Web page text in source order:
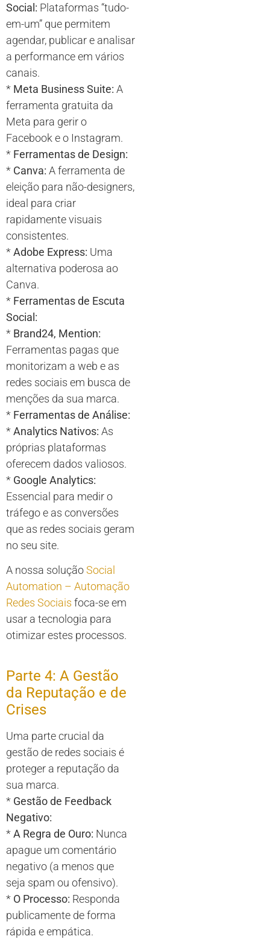
Social: Plataformas “tudo-
em-um” que permitem
agendar, publicar e analisar
a performance em vários
canais.
* Meta Business Suite: A
ferramenta gratuita da
Meta para gerir o
Facebook e o Instagram.
* Ferramentas de Design:
* Canva: A ferramenta de
eleição para não-designers,
ideal para criar
rapidamente visuais
consistentes.
*Adobe Express: Uma
alternativa poderosa ao
Canva.
* Ferramentas de Escuta
Social:
* Brand24, Mention:
Ferramentas pagas que
monitorizam a web e as
redes sociais em busca de
menções da sua marca.
* Ferramentas de Análise:
*Analytics Nativos: As
próprias plataformas
oferecem dados valiosos.
* Google Analytics:
Essencial para medir o
tráfego e as conversões
que as redes sociais geram
no seu site.
A nossa soluçãoSocial
Automation – Automação
Redes Sociais foca-se em
usar a tecnologia para
otimizar estes processos.
Parte 4: A Gestão
da Reputação e de
Crises
Uma parte crucial da
gestão de redes sociais é
proteger a reputação da
sua marca.
* Gestão de Feedback
Negativo:
*A Regra de Ouro: Nunca
apague um comentário
negativo (a menos que
seja spam ou ofensivo).
* O Processo: Responda
publicamente de forma
rápida e empática.